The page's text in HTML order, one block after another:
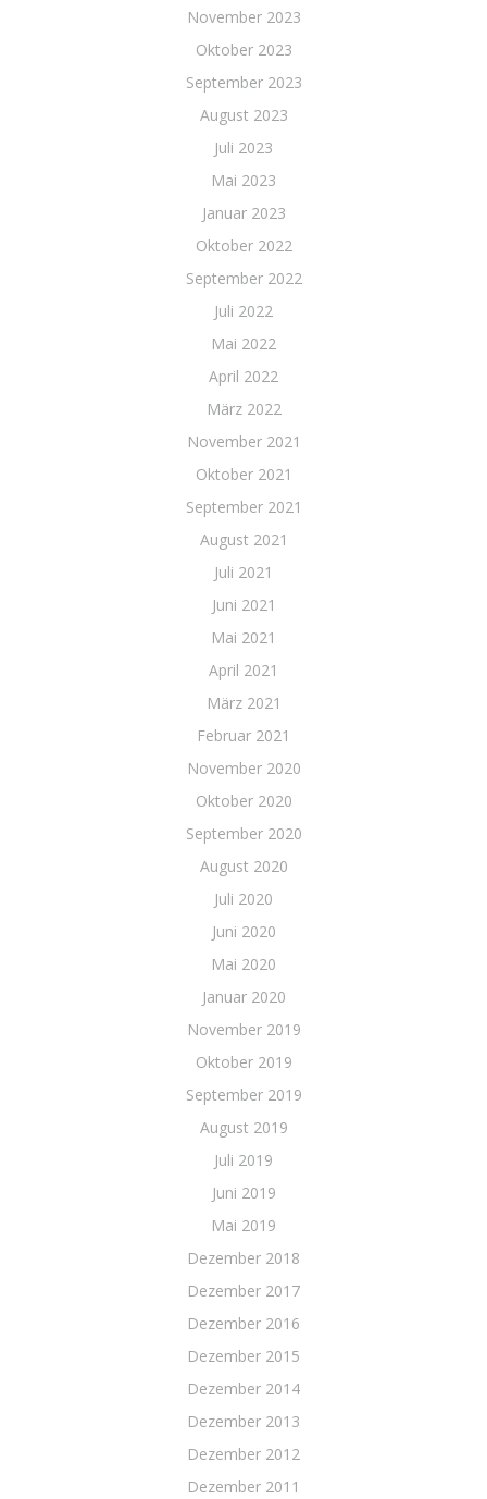
November 2023
Oktober 2023
September 2023
August 2023
Juli 2023
Mai 2023
Januar 2023
Oktober 2022
September 2022
Juli 2022
Mai 2022
April 2022
März 2022
November 2021
Oktober 2021
September 2021
August 2021
Juli 2021
Juni 2021
Mai 2021
April 2021
März 2021
Februar 2021
November 2020
Oktober 2020
September 2020
August 2020
Juli 2020
Juni 2020
Mai 2020
Januar 2020
November 2019
Oktober 2019
September 2019
August 2019
Juli 2019
Juni 2019
Mai 2019
Dezember 2018
Dezember 2017
Dezember 2016
Dezember 2015
Dezember 2014
Dezember 2013
Dezember 2012
Dezember 2011